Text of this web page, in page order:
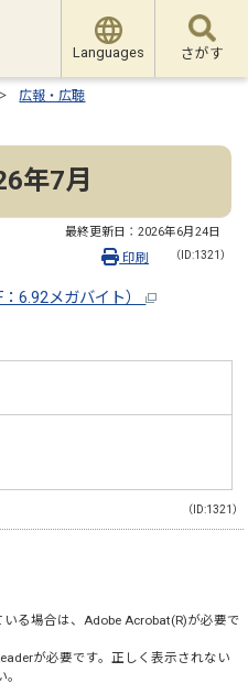
Languages さがす
広報・広聴
年7月
最終更新日： 2026年6月24日
（ID:1321）
印刷
：6.92メガバイト）
（ID:1321）
る場合は、 Adobe Acrobat(R)が必要で
が必要です。正しく表示されない